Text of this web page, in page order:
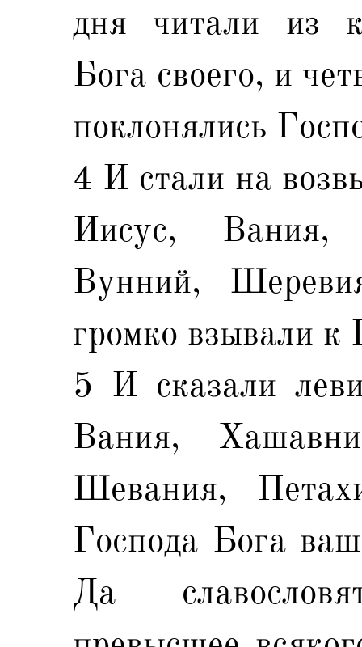
дня читали из
Бога своего, и
поклонялись
4 И стали на
Иисус, Вания,
Вунний,
громко взывали к
5 И сказали
Вания,
Шевания,
Господа Бога
Да